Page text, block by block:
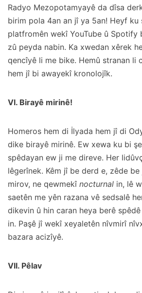
Radyo Mezopotamyayê da dîsa
birim pola 4an an jî ya 5an! Heyf ku
platfromên wekî YouTube û Spotify
zû peyda nabin. Ka xwedan xêrek
qencîyê li me bike. Hemû stranan li
hem jî bi awayekî kronolojîk.
VI. Birayê mirinê!
Homeros hem di İlyada hem jî di
dike birayê mirinê. Ew xewa ku bi
spêdayan ew ji me direve. Her
lêgerînek. Kêm jî be derd e, zêde be
mirov, ne qewmekî nocturnal in, lê
saetên me yên razana vê sedsalê
dikevin û hin caran heya berê
in. Paşê jî wekî xeyaletên nîvmirî
bazara acizîyê.
VII. Pêlav